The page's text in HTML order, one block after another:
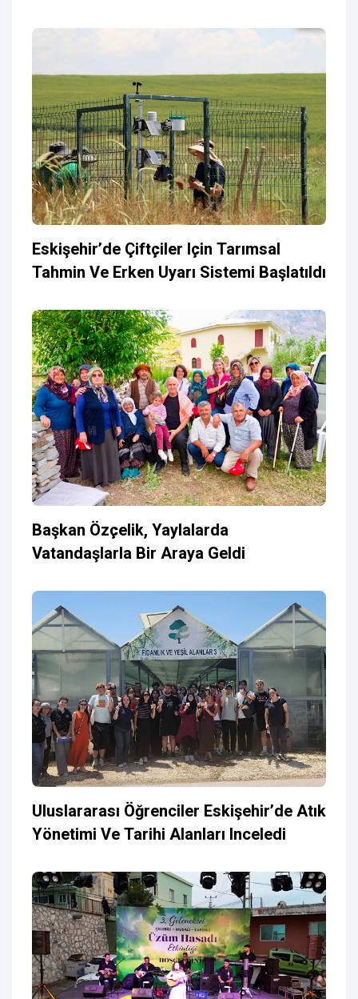
Eskişehir’de Çiftçiler Için Tarımsal
Tahmin Ve Erken Uyarı Sistemi Başlatıldı
Başkan Özçelik, Yaylalarda
Vatandaşlarla Bir Araya Geldi
Uluslararası Öğrenciler Eskişehir’de Atık
Yönetimi Ve Tarihi Alanları Inceledi